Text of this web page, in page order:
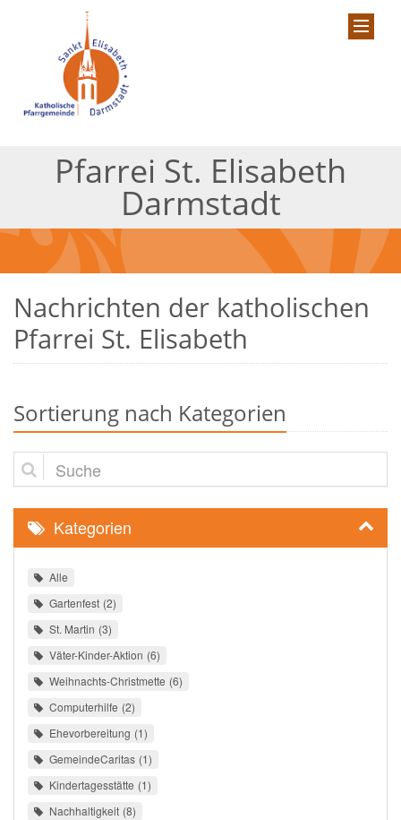
Pfarrei St. Elisabeth
Darmstadt
Nachrichten der katholischen
Pfarrei St. Elisabeth
Sortierung nach Kategorien
Suche
Kategorien
Alle
Gartenfest 2
St. Martin 3
Väter-Kinder-Aktion 6
Weihnachts-Christmette 6
Computerhilfe 2
Ehevorbereitung 1
GemeindeCaritas 1
Kindertagesstätte 1
Nachhaltigkeit 8